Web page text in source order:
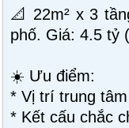
📐 22m² x 3
phố. Giá: 4.5 tỷ
☀️ Ưu điểm:
* Vị trí trung
* Kết cấu chắc